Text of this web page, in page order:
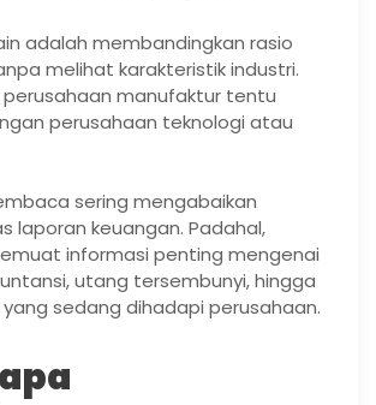
adalah membandingkan rasio
melihat karakteristik industri.
perusahaan manufaktur tentu
perusahaan teknologi atau
sering mengabaikan
laporan keuangan. Padahal,
informasi penting mengenai
utang tersembunyi, hingga
yang sedang dihadapi perusahaan.